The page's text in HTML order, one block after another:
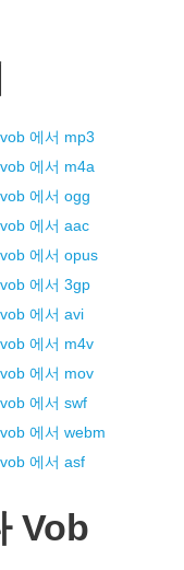
vob 에서 mp3
vob 에서 m4a
vob 에서 ogg
vob 에서 aac
vob 에서 opus
vob 에서 3gp
vob 에서 avi
vob 에서 m4v
vob 에서 mov
vob 에서 swf
vob 에서 webm
vob 에서 asf
Vob